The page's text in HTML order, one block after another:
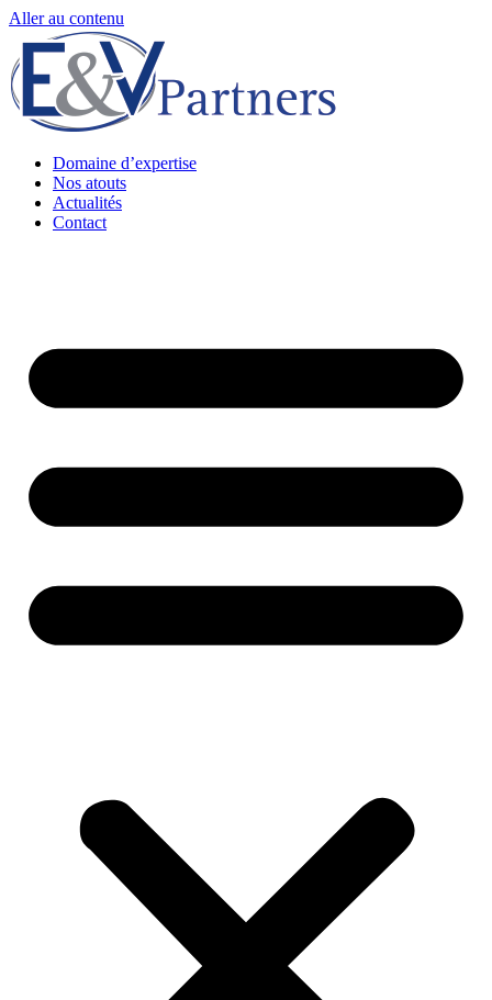
Aller au contenu
Domaine d’expertise
Nos atouts
Actualités
Contact